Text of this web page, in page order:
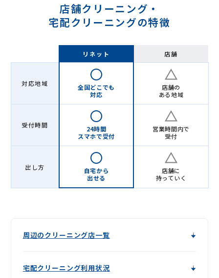
店舗クリーニング・
宅配クリーニングの特徴
リネット 店舗
対応地域
全国どこでも
対応
店舗の
ある地域
受付時間
24時間
スマホで受付
営業時間内で
受付
出し方
自宅から
出せる
店舗に
持っていく
周辺のクリーニング店一覧
宅配クリーニング利用状況